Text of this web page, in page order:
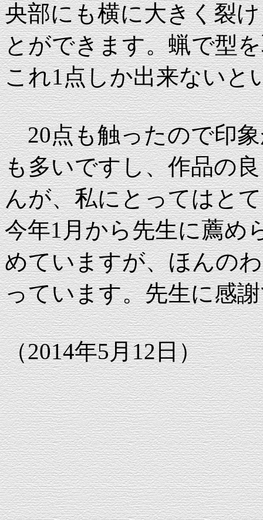
央部にも横に大きく裂
とができます。蝋で型
これ1点しか出来ないと
20点も触ったので印象
も多いですし、作品の
んが、私にとってはと
今年1月から先生に薦め
めていますが、ほんの
っています。先生に感
（2014年5月12日）